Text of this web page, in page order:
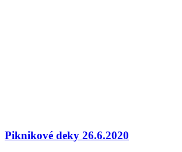
Piknikové deky 26.6.2020